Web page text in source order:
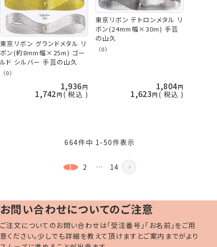
東京リボン グランドメタル リ
ボン(約8mm幅×25m) ゴー
ルド シルバー 手芸の山久
（0）
1,936
1,742 税込
東京リボン テトロンメタル リ
ボン(24mm幅×30m) 手芸
の山久
（0）
1,804
1,623 税込
664件中 1-50件表示
1 2 … 14
お問い合わせについてのご注意
ご注文についてのお問い合わせは「受注番号」「お名前」をご用
意ください。少しでも詳細を教えて頂けますとご案内までがより